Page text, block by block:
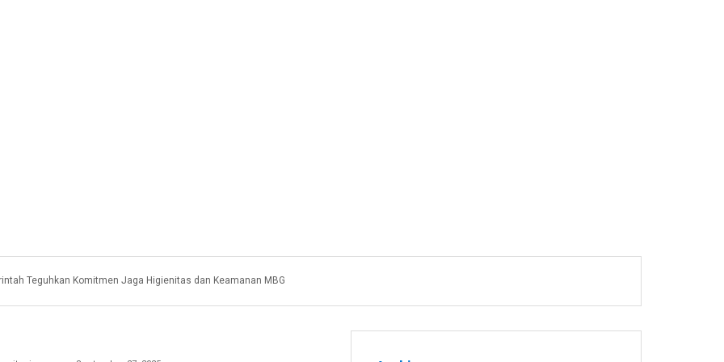
Teguhkan Komitmen Jaga Higienitas dan Keamanan MBG